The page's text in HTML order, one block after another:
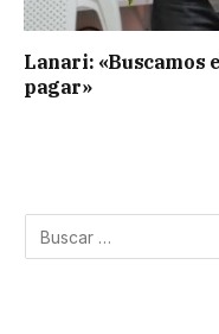
Lanari: «Buscamos
pagar»